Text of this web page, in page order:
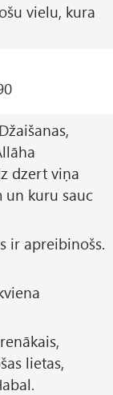
vielu, kura
kuru sauc
lietas,
.